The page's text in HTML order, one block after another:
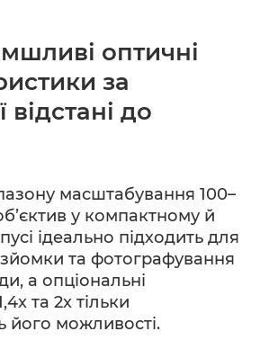
оптичні
за
відстані до
масштабування 100–
у компактному й
ідеально підходить для
зйомки та фотографування
а опціональні
та 2x тільки
можливості.